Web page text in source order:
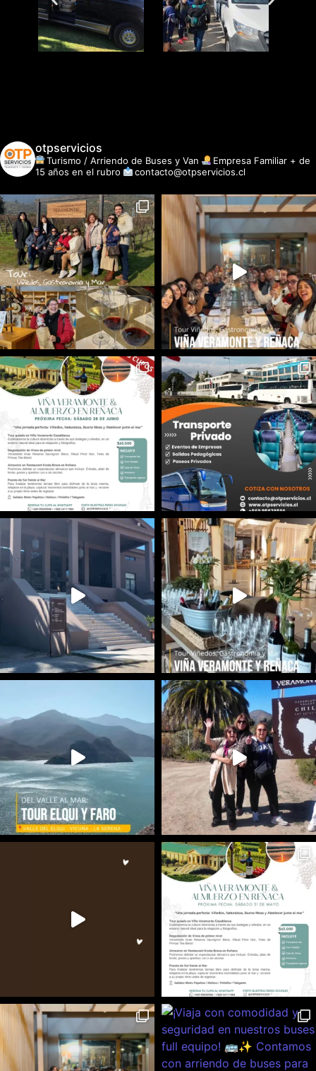
otpservicios
Turismo / Arriendo de Buses y Van
Empresa Familiar + de
15 años en el rubro
contacto@otpservicios.cl